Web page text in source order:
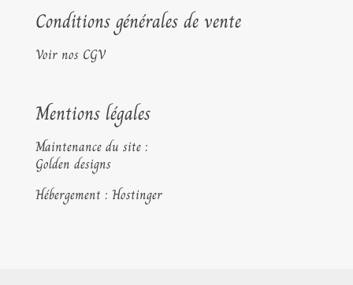
Conditions générales de vente
Voir nos CGV
Mentions légales
Maintenance du site :
Golden designs
Hébergement : Hostinger